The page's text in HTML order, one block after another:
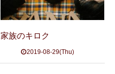
家族のキロク
2019-08-29(Thu)